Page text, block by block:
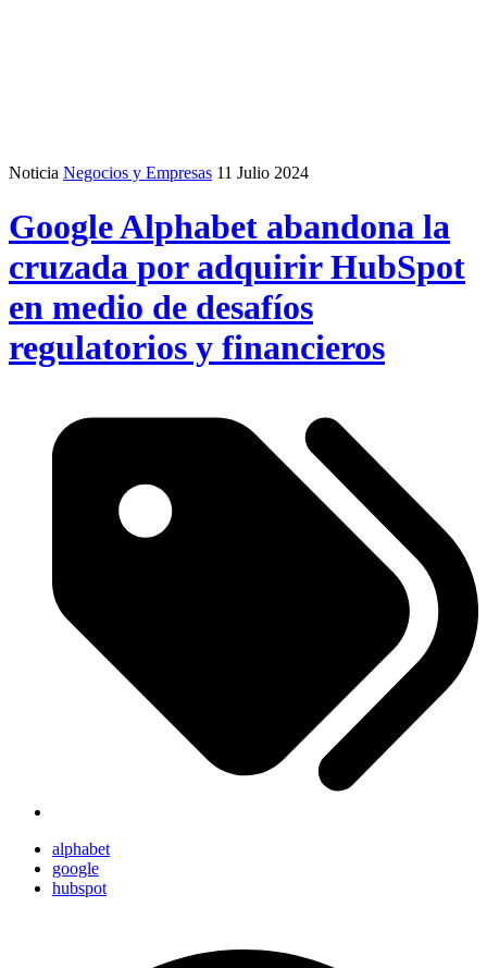
Noticia Negocios y Empresas 11 Julio 2024
Google Alphabet abandona la
cruzada por adquirir HubSpot
en medio de desafíos
regulatorios y financieros
alphabet
google
hubspot